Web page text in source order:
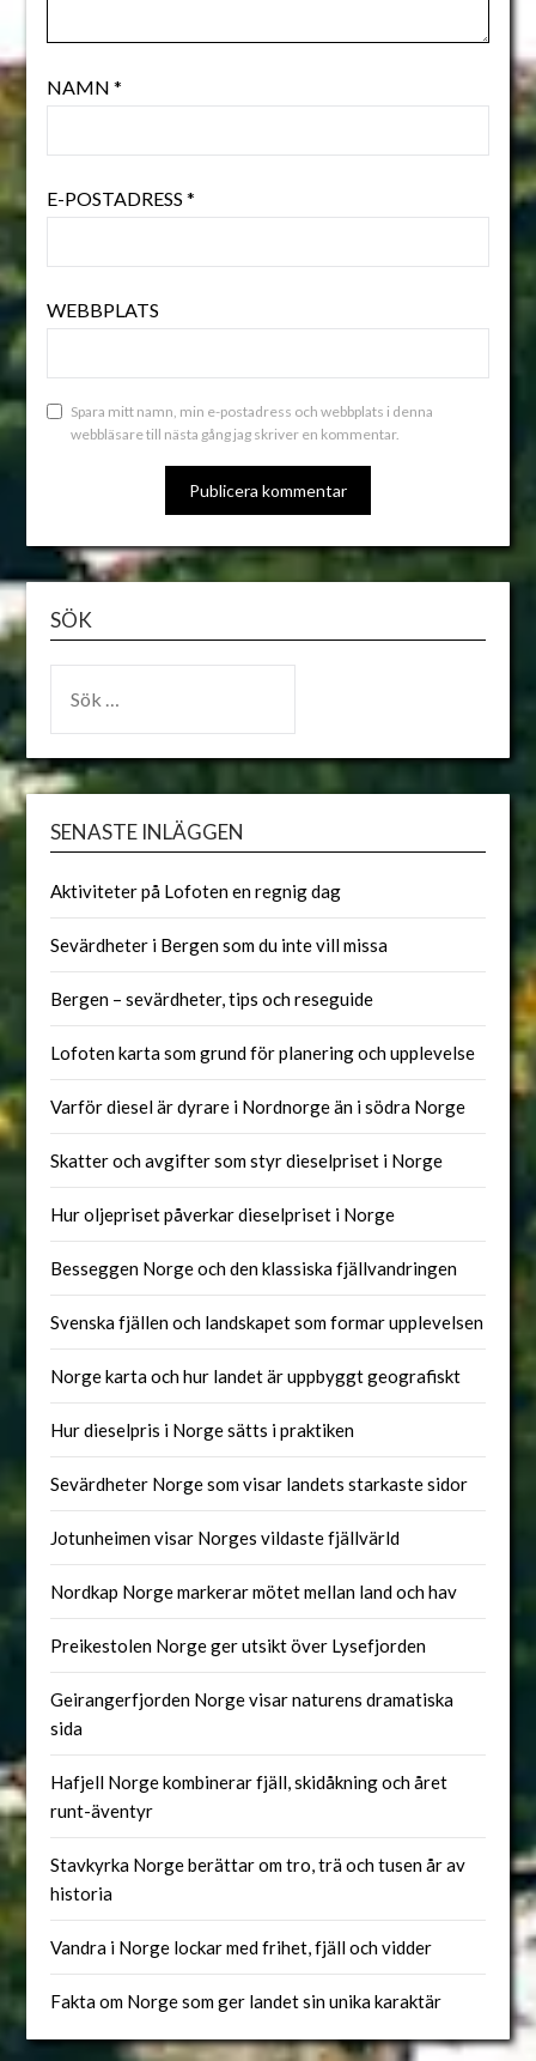
NAMN *
E-POSTADRESS *
WEBBPLATS
Spara mitt namn, min e-postadress och webbplats i denna
webbläsare till nästa gång jag skriver en kommentar.
ALTERNATIVE:
SÖK
SENASTE INLÄGGEN
Aktiviteter på Lofoten en regnig dag
Sevärdheter i Bergen som du inte vill missa
Bergen – sevärdheter, tips och reseguide
Lofoten karta som grund för planering och upplevelse
Varför diesel är dyrare i Nordnorge än i södra Norge
Skatter och avgifter som styr dieselpriset i Norge
Hur oljepriset påverkar dieselpriset i Norge
Besseggen Norge och den klassiska fjällvandringen
Svenska fjällen och landskapet som formar upplevelsen
Norge karta och hur landet är uppbyggt geografiskt
Hur dieselpris i Norge sätts i praktiken
Sevärdheter Norge som visar landets starkaste sidor
Jotunheimen visar Norges vildaste fjällvärld
Nordkap Norge markerar mötet mellan land och hav
Preikestolen Norge ger utsikt över Lysefjorden
Geirangerfjorden Norge visar naturens dramatiska
sida
Hafjell Norge kombinerar fjäll, skidåkning och året
runt-äventyr
Stavkyrka Norge berättar om tro, trä och tusen år av
historia
Vandra i Norge lockar med frihet, fjäll och vidder
Fakta om Norge som ger landet sin unika karaktär